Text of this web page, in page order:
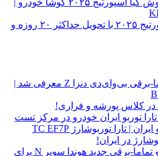
فروش فوری کیا اسپورتیج ۲۰۲۵ با تحویل حداکثر ۲۰ روزه و
در ایران!